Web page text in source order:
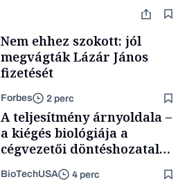
Nem ehhez szokott: jól
megvágták Lázár János
fizetését
Forbes 2 perc
A teljesítmény árnyoldala –
a kiégés biológiája a
cégvezetői döntéshozatal
BioTechUSA 4 perc